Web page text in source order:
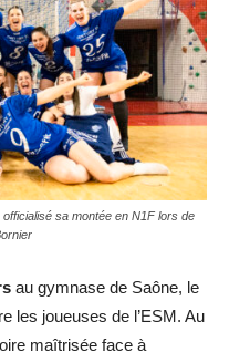
sa montée en N1F lors de
au gymnase de Saône, le
les joueuses de l’ESM. Au
maîtrisée face à